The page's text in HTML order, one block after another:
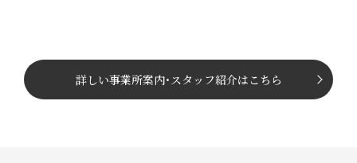
詳しい事業所案内･スタッフ紹介はこちら